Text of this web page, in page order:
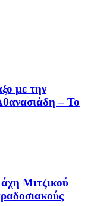
με την
– Το
Μιτζικού